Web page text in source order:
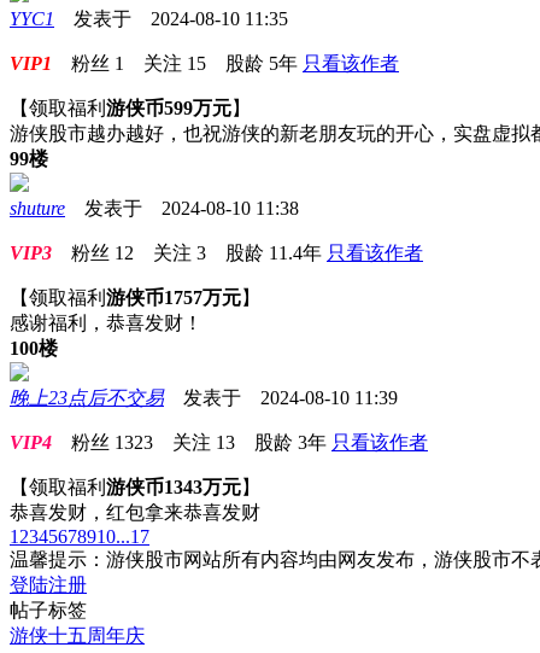
YYC1 发表于 2024-08-10 11:35
VIP1 粉丝 1 关注 15 股龄 5年 只看该作者
【领取福利 游侠币599万元】
游侠股市越办越好，也祝游侠的新老朋友玩的开心，实盘虚拟
99楼
shuture 发表于 2024-08-10 11:38
VIP3 粉丝 12 关注 3 股龄 11.4年 只看该作者
【领取福利 游侠币1757万元】
感谢福利，恭喜发财！
100楼
晚上23点后不交易发表于 2024-08-10 11:39
VIP4 粉丝 1323 关注 13 股龄 3年 只看该作者
【领取福利 游侠币1343万元】
恭喜发财，红包拿来恭喜发财
1 2345678910...17
温馨提示：游侠股市网站所有内容均由网友发布，游侠股市
登陆注册
帖子标签
游侠十五周年庆